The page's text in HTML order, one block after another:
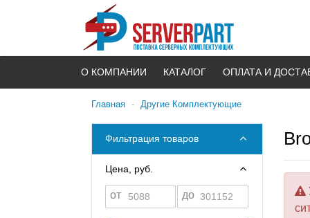
О КОМПАНИИ КАТАЛОГ ОПЛАТА И
Главная - Другие Комплектующие
Фильтрация товаров
Цена, руб.
от до